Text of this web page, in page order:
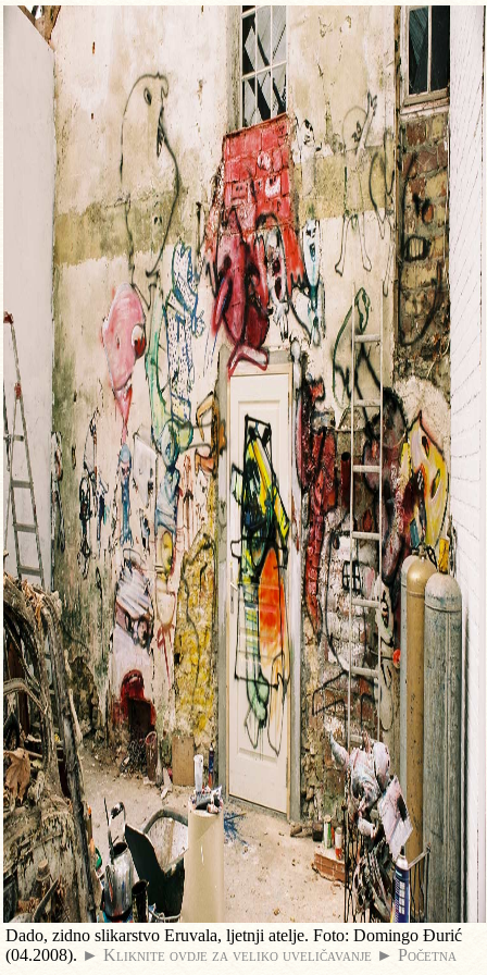
Dado, zidno slikarstvo Eruvala, ljetnji atelje. Foto: Domingo Đurić
(04.2008). ► Kliknite ovdje za veliko uveličavanje ► Početna